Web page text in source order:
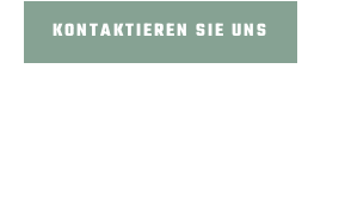
KONTAKTIEREN SIE UNS